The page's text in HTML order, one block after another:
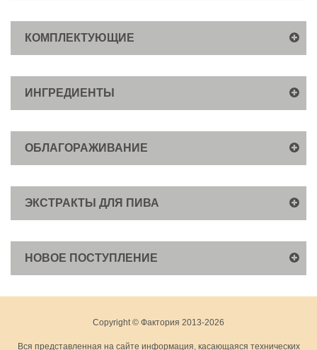
КОМПЛЕКТУЮЩИЕ
ИНГРЕДИЕНТЫ
ОБЛАГОРАЖИВАНИЕ
ЭКСТРАКТЫ ДЛЯ ПИВА
НОВОЕ ПОСТУПЛЕНИЕ
Copyright © Фактория 2013-2026
Вся представленная на сайте информация, касающаяся технических